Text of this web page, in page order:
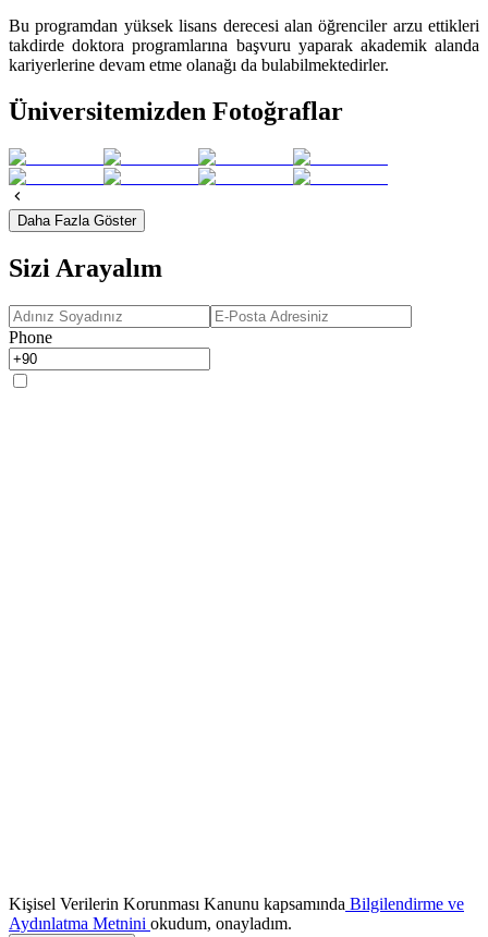
Bu programdan yüksek lisans derecesi alan öğrenciler arzu ettikleri
takdirde doktora programlarına başvuru yaparak akademik alanda
kariyerlerine devam etme olanağı da bulabilmektedirler.
Üniversitemizden Fotoğraflar
Daha Fazla Göster
Sizi Arayalım
Phone
Kişisel Verilerin Korunması Kanunu kapsamında Bilgilendirme ve
Aydınlatma Metnini okudum, onayladım.